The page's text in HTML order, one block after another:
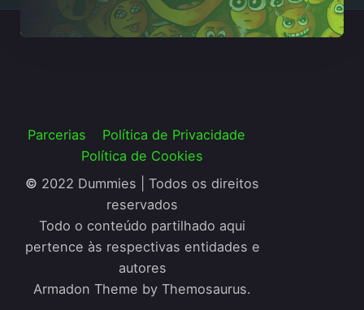
Parcerias
Política de Privacidade
Política de Cookies
© 2022 Dummies | Todos os direitos
reservados
Todo o conteúdo partilhado aqui
pertence às respectivas entidades e
autores
Armadon Theme by Themosaurus.